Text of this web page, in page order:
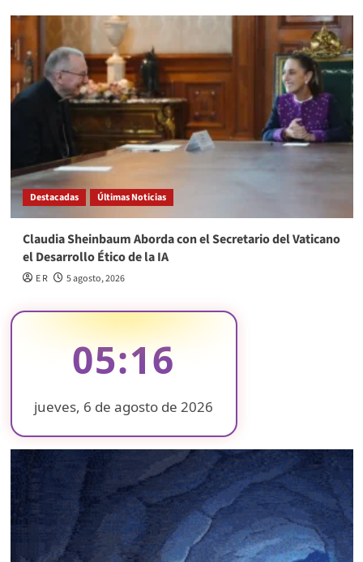
Destacadas Últimas Noticias
Claudia Sheinbaum Aborda con el Secretario del Vaticano
el Desarrollo Ético de la IA
E R 5 agosto, 2026
05:16
jueves, 6 de agosto de 2026
❄
❄
❄
❄
❄